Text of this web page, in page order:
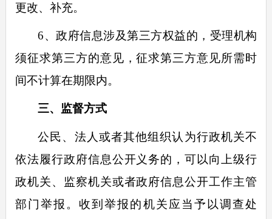
更改、补充。
6、政府信息涉及第三方权益的，受理机构
须征求第三方的意见，征求第三方意见所需时
间不计算在期限内。
三、监督方式
公民、法人或者其他组织认为行政机关不
依法履行政府信息公开义务的，可以向上级行
政机关、监察机关或者政府信息公开工作主管
部门举报。收到举报的机关应当予以调查处